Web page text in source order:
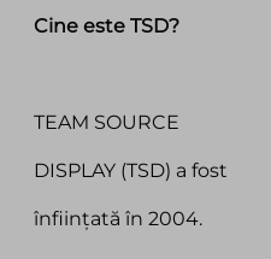
Cine este TSD?
TEAM SOURCE
DISPLAY (TSD) a fost
înființată în 2004.